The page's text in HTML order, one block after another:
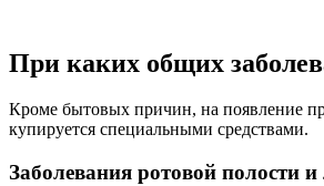
При каких общих
Кроме бытовых причин, на появление
купируется специальными средствами.
Заболевания ротовой полости